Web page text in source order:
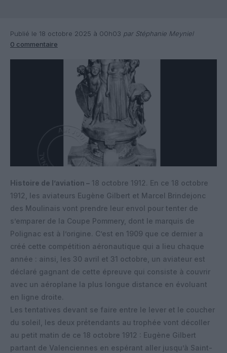
Publié le 18 octobre 2025 à 00h03 par Stéphanie Meyniel
0 commentaire
Histoire de l’aviation – 18 octobre 1912. En ce 18 octobre
1912, les aviateurs Eugène Gilbert et Marcel Brindejonc
des Moulinais vont prendre leur envol pour tenter de
s’emparer de la Coupe Pommery, dont le marquis de
Polignac est à l’origine. C’est en 1909 que ce dernier a
créé cette compétition aéronautique qui a lieu chaque
année : ainsi, les 30 avril et 31 octobre, un aviateur est
déclaré gagnant de cette épreuve qui consiste à couvrir
avec un aéroplane la plus longue distance en évoluant
en ligne droite.
Les tentatives devant se faire entre le lever et le coucher
du soleil, les deux prétendants au trophée vont décoller
au petit matin de ce 18 octobre 1912 : Eugène Gilbert
partant de Valenciennes en espérant aller jusqu’à Saint-